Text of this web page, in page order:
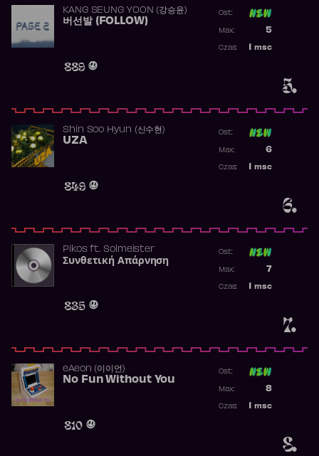
5.
KANG SEUNG YOON (강승윤)
버선발 (FOLLOW)
889
Ost:
5
Max:
msc
Czas:
6.
Shin Soo Hyun (신수현)
UZA
849
Ost:
6
Max:
msc
Czas:
7.
Pikosft. Solmeister
Συνθετική Απάρνηση
835
Ost:
7
Max:
msc
Czas:
8.
​eAeon (이이언)
No Fun Without You
810
Ost:
8
Max:
msc
Czas: